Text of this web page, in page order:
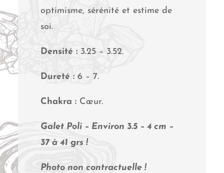
optimisme, sérénité et estime de
soi.
Densité :3.25 – 3.52.
Dureté :6 – 7.
Chakra :Cœur.
Galet Poli – Environ 3.5 – 4 cm –
37 à 41 grs !
Photo non contractuelle !